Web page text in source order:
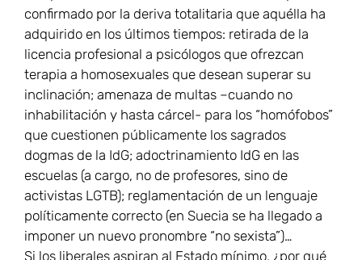
confirmado por la deriva totalitaria que aquélla ha
adquirido en los últimos tiempos: retirada de la
licencia profesional a psicólogos que ofrezcan
terapia a homosexuales que desean superar su
inclinación; amenaza de multas –cuando no
inhabilitación y hasta cárcel- para los “homófobos”
que cuestionen públicamente los sagrados
dogmas de la IdG; adoctrinamiento IdG en las
escuelas (a cargo, no de profesores, sino de
activistas LGTB); reglamentación de un lenguaje
políticamente correcto (en Suecia se ha llegado a
imponer un nuevo pronombre “no sexista”)…
Si los liberales aspiran al Estado mínimo, ¿por qué